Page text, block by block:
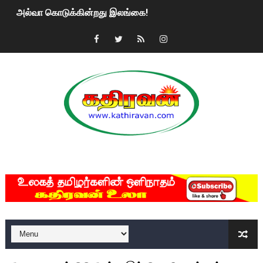
2ஆம் நாள் உக்ரைன் யுத்தம்!! எங்களைத் தனிமையில்
கதிரவன் வாசகர்களுக்கு இனிய பொங்கல் புத்தாண்டு
ரவுடி பேபிக்கு நடந்த தரமான சம்பவம்.. ஆபாச வீடியோக்களால்
காணாமல் போகும் பிள்ளையார்கள்!
யாழில் தமிழின தலைவர் பிரபாகரனின் பிறந்தநாளை
ஏர்போர்ட்டில் உதைத்த நபர் யார், என்ன நடந்தது?: உண்மையை
சீனா இலங்கையிடம் 8 மில்லியன் அமெரிக்க டொலர் நட்டஈடு
01/11/2021 Scotland ல் நடைபெறும் கண்டனப்